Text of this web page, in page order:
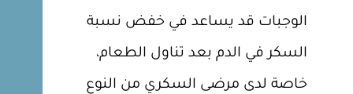
الوجبات قد يساعد في خفض نسبة
السكر في الدم بعد تناول الطعام،
خاصة لدى مرضى السكري من النوع